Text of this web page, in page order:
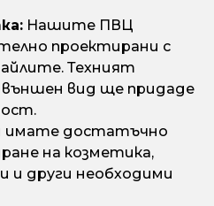
Нашите ПВЦ
проектирани с
Техният
вид ще придаде
имате достатъчно
на козметика,
и други необходими